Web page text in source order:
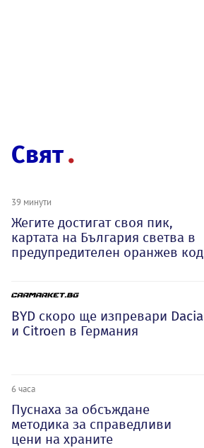
Свят
39 минути
Жегите достигат своя пик,
картата на България светва в
предупредителен оранжев код
BYD скоро ще изпревари Dacia
и Citroеn в Германия
6 часа
Пуснаха за обсъждане
методика за справедливи
цени на храните